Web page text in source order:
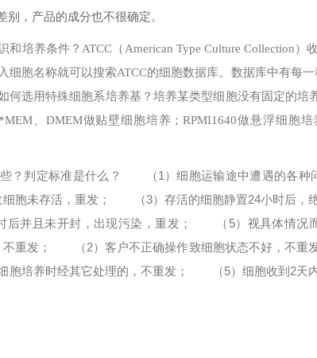
，产品的成分也不很确定。
和培养条件？ ATCC（American Type Culture Collection
细胞名称就可以搜索ATCC的细胞数据库。数据库中有每
何选用特殊细胞系培养基？ 培养某类型细胞没有固定的培
、DMEM做贴壁细胞培养；RPMI1640做悬浮细胞
？判定标准是什么？
（1）细胞运输途中遭遇的各种
胞未存活，重发；
（3）存活的细胞静置24小时后，绝
并且未开封，出现污染，重发；
（5）视具体情况
重发； （2）客户不正确操作致细胞状态不好，不重
培养时经其它处理的，不重发； （5）细胞收到2天内